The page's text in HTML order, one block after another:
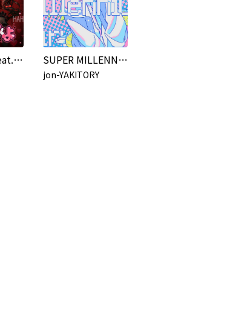
興味ないよ (feat. 可不) SUPER MILLENNIUM VIRUS
jon-YAKITORY